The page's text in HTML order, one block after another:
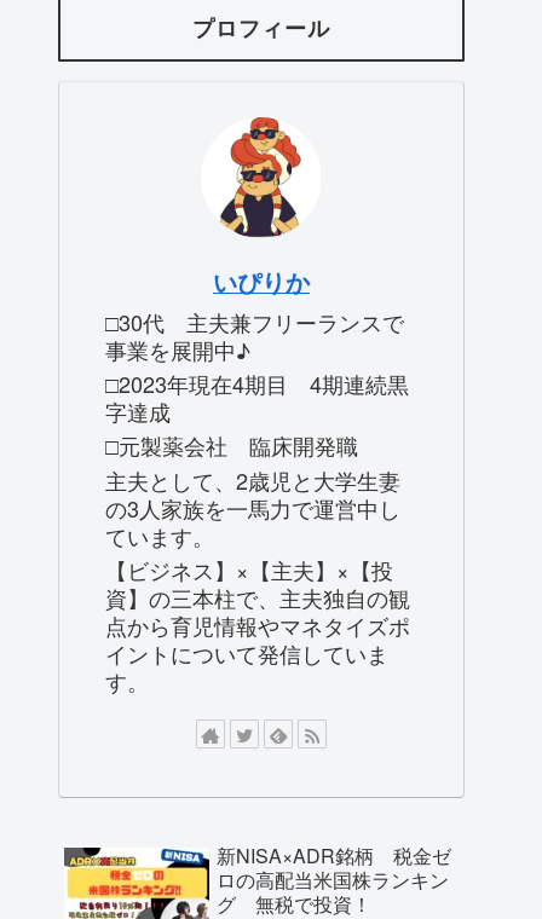
プロフィール
いぴりか
□30代 主夫兼フリーランスで
事業を展開中♪
□2023年現在4期目 4期連続黒
字達成
□元製薬会社 臨床開発職
主夫として、2歳児と大学生妻
の3人家族を一馬力で運営中し
ています。
【ビジネス】×【主夫】×【投
資】の三本柱で、主夫独自の観
点から育児情報やマネタイズポ
イントについて発信していま
す。
新NISA×ADR銘柄 税金ゼ
ロの高配当米国株ランキン
グ 無税で投資！